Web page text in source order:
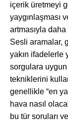
içerik üretmeyi
yaygınlaşması
artmasıyla
Sesli aramalar,
yakın ifadelerle
sorgulara
tekniklerini
genellikle “en
hava nasıl
bu tür soruları